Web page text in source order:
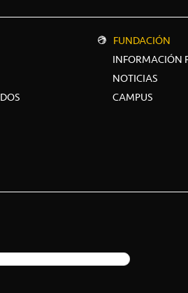
FUNDACIÓN
INFORMACIÓN
NOTICIAS
CAMPUS